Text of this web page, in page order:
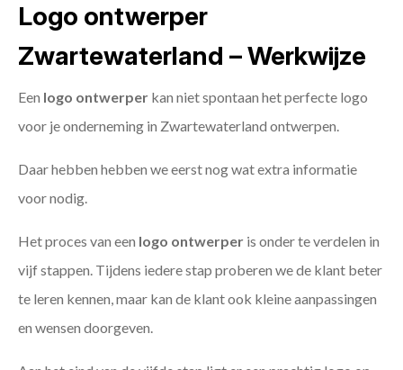
Logo ontwerper
Zwartewaterland – Werkwijze
Een logo ontwerper kan niet spontaan het perfecte logo
voor je onderneming in Zwartewaterland ontwerpen.
Daar hebben hebben we eerst nog wat extra informatie
voor nodig.
Het proces van een logo ontwerper is onder te verdelen in
vijf stappen. Tijdens iedere stap proberen we de klant beter
te leren kennen, maar kan de klant ook kleine aanpassingen
en wensen doorgeven.